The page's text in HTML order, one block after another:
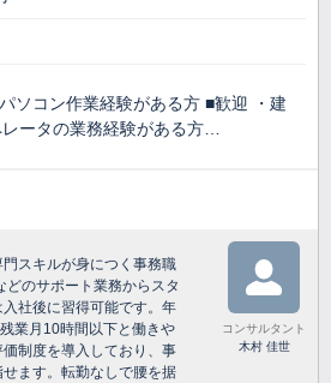
ソコン作業経験がある方 ■歓迎 ・建
ータの業務経験がある方…
スキルが身につく事務職
どのサポート業務からスタ
社後に習得可能です。年
業月10時間以下と働きや
制度を導入しており、事
ます。転勤なしで腰を据
コンサルタント
木村 佳世